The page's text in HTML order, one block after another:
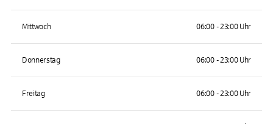
Mittwoch 06:00 - 23:00 Uhr
Donnerstag 06:00 - 23:00 Uhr
Freitag 06:00 - 23:00 Uhr